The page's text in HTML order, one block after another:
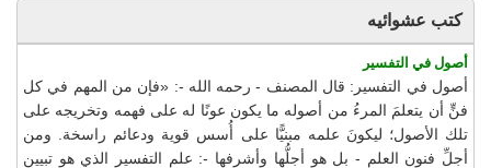
كتب عشوائيه
أصول في التفسير
أصول في التفسير: قال المصنف - رحمه الله -: «فإن من المهم في كل
فنٍّ أن يتعلمَ المرءُ من أصوله ما يكون عونًا له على فهمه وتخريجه على
تلك الأصول؛ ليكونَ علمه مبنيًّا على أُسس قوية ودعائم راسخة. ومن
أجلِّ فنون العلم - بل هو أجلُّها وأشرفها -: علم التفسير الذي هو تبيين